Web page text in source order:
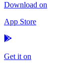
Download on
App Store
Get it on